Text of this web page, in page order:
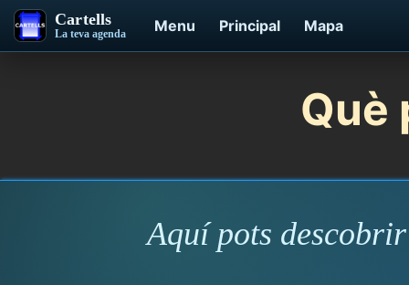
Cartells
La teva agenda Menu Principal Mapa
Què
Aquí pots